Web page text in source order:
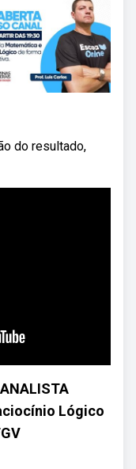
do resultado,
Lógico